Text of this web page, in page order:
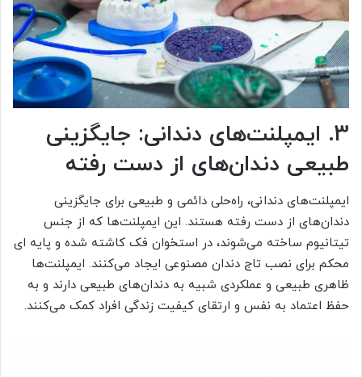
3. ایمپلنت‌های دندانی: جایگزینی
طبیعی دندان‌های از دست رفته
ایمپلنت‌های دندانی، راه‌حلی دائمی و طبیعی برای جایگزینی
دندان‌های از دست رفته هستند. این ایمپلنت‌ها که از جنس
تیتانیوم ساخته می‌شوند، در استخوان فک کاشته شده و پایه ای
محکم برای نصب تاج دندان مصنوعی ایجاد می‌کنند. ایمپلنت‌ها
ظاهری طبیعی و عملکردی شبیه به دندان‌های طبیعی دارند و به
حفظ اعتماد به نفس و ارتقای کیفیت زندگی افراد کمک می‌کنند.